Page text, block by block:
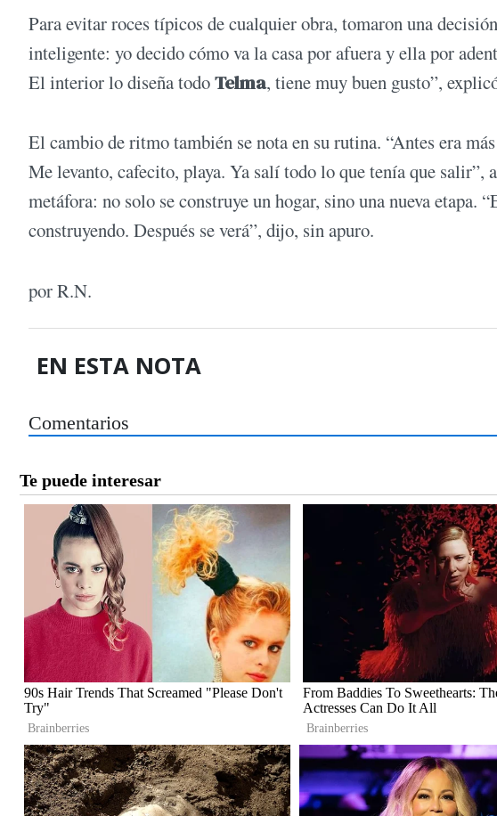
Para evitar roces típicos de cualquier obra, tomaron una
inteligente: yo decido cómo va la casa por afuera y ella por
El interior lo diseña todoTelma, tiene muy buen gusto”,
El cambio de ritmo también se nota en su rutina. “Antes era
Me levanto, cafecito, playa. Ya salí todo lo que tenía que salir”,
metáfora: no solo se construye un hogar, sino una nueva etapa.
construyendo. Después se verá”, dijo, sin apuro.
por R.N.
EN ESTA NOTA
Comentarios